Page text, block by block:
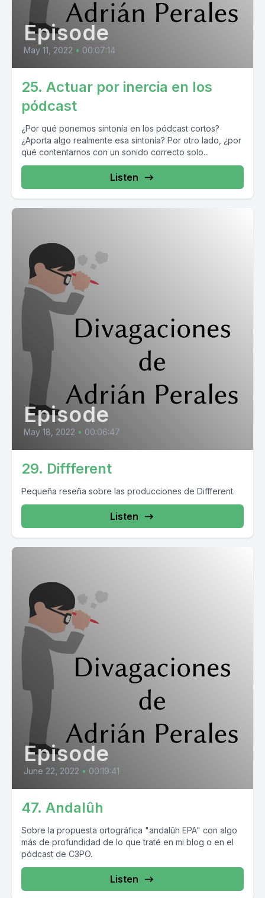
Episode
May 11, 2022 • 00:07:14
25. Actuar por inercia en los
pódcast
¿Por qué ponemos sintonía en los pódcast cortos?
¿Aporta algo realmente esa sintonía? Por otro lado, ¿por
qué contentarnos con un sonido correcto solo...
Listen
Episode
May 18, 2022 • 00:06:47
29. Diffferent
Pequeña reseña sobre las producciones de Diffferent.
Listen
Episode
June 22, 2022 • 00:19:41
47. Andalûh
Sobre la propuesta ortográfica "andalûh EPA" con algo
más de profundidad de lo que traté en mi blog o en el
pódcast de C3PO.
Listen